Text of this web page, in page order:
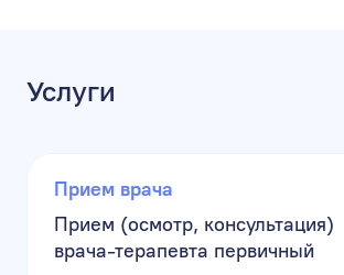
Услуги
Прием врача
Прием (осмотр, консультация)
врача-терапевта первичный